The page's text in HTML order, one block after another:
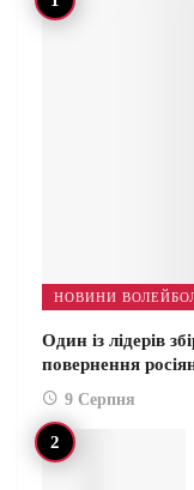
НОВИНИ
Один із лідерів
повернення
9 Серпня